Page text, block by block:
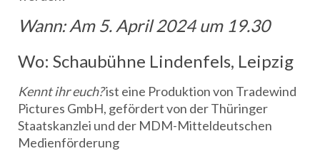
Wann: Am 5. April 2024 um 19.30
Wo: Schaubühne Lindenfels, Leipzig
Kennt ihr euch?ist eine Produktion von Tradewind
Pictures GmbH, gefördert von der Thüringer
Staatskanzlei und der MDM-Mitteldeutschen
Medienförderung